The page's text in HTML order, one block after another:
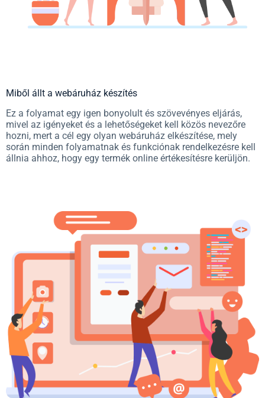
Miből állt a webáruház készítés
Ez a folyamat egy igen bonyolult és szövevényes eljárás,
mivel az igényeket és a lehetőségeket kell közös nevezőre
hozni, mert a cél egy olyan webáruház elkészítése, mely
során minden folyamatnak és funkciónak rendelkezésre kell
állnia ahhoz, hogy egy termék online értékesítésre kerüljön.